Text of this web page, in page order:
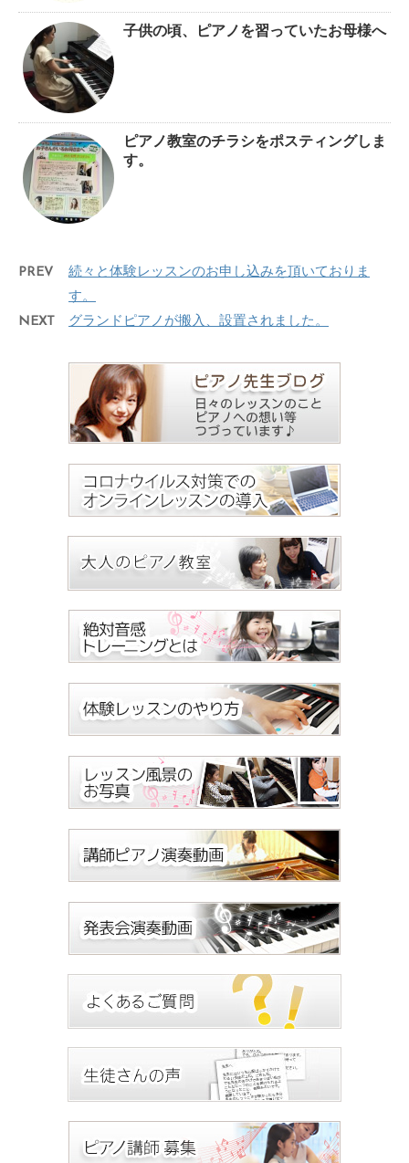
子供の頃、ピアノを習っていたお母様へ
ピアノ教室のチラシをポスティングしま
す。
PREV
続々と体験レッスンのお申し込みを頂いておりま
す。
NEXT
グランドピアノが搬入、設置されました。